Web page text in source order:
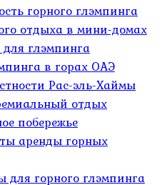
горного глэмпинга
отдыха в мини-домах
глэмпинга
в горах ОАЭ
Рас-эль-Хаймы
отдых
побережье
аренды горных
для горного глэмпинга